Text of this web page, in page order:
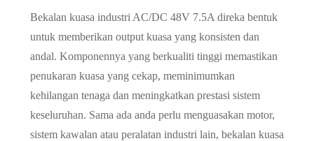
Bekalan kuasa industri AC/DC 48V 7.5A direka bentuk
untuk memberikan output kuasa yang konsisten dan
andal. Komponennya yang berkualiti tinggi memastikan
penukaran kuasa yang cekap, meminimumkan
kehilangan tenaga dan meningkatkan prestasi sistem
keseluruhan. Sama ada anda perlu menguasakan motor,
sistem kawalan atau peralatan industri lain, bekalan kuasa